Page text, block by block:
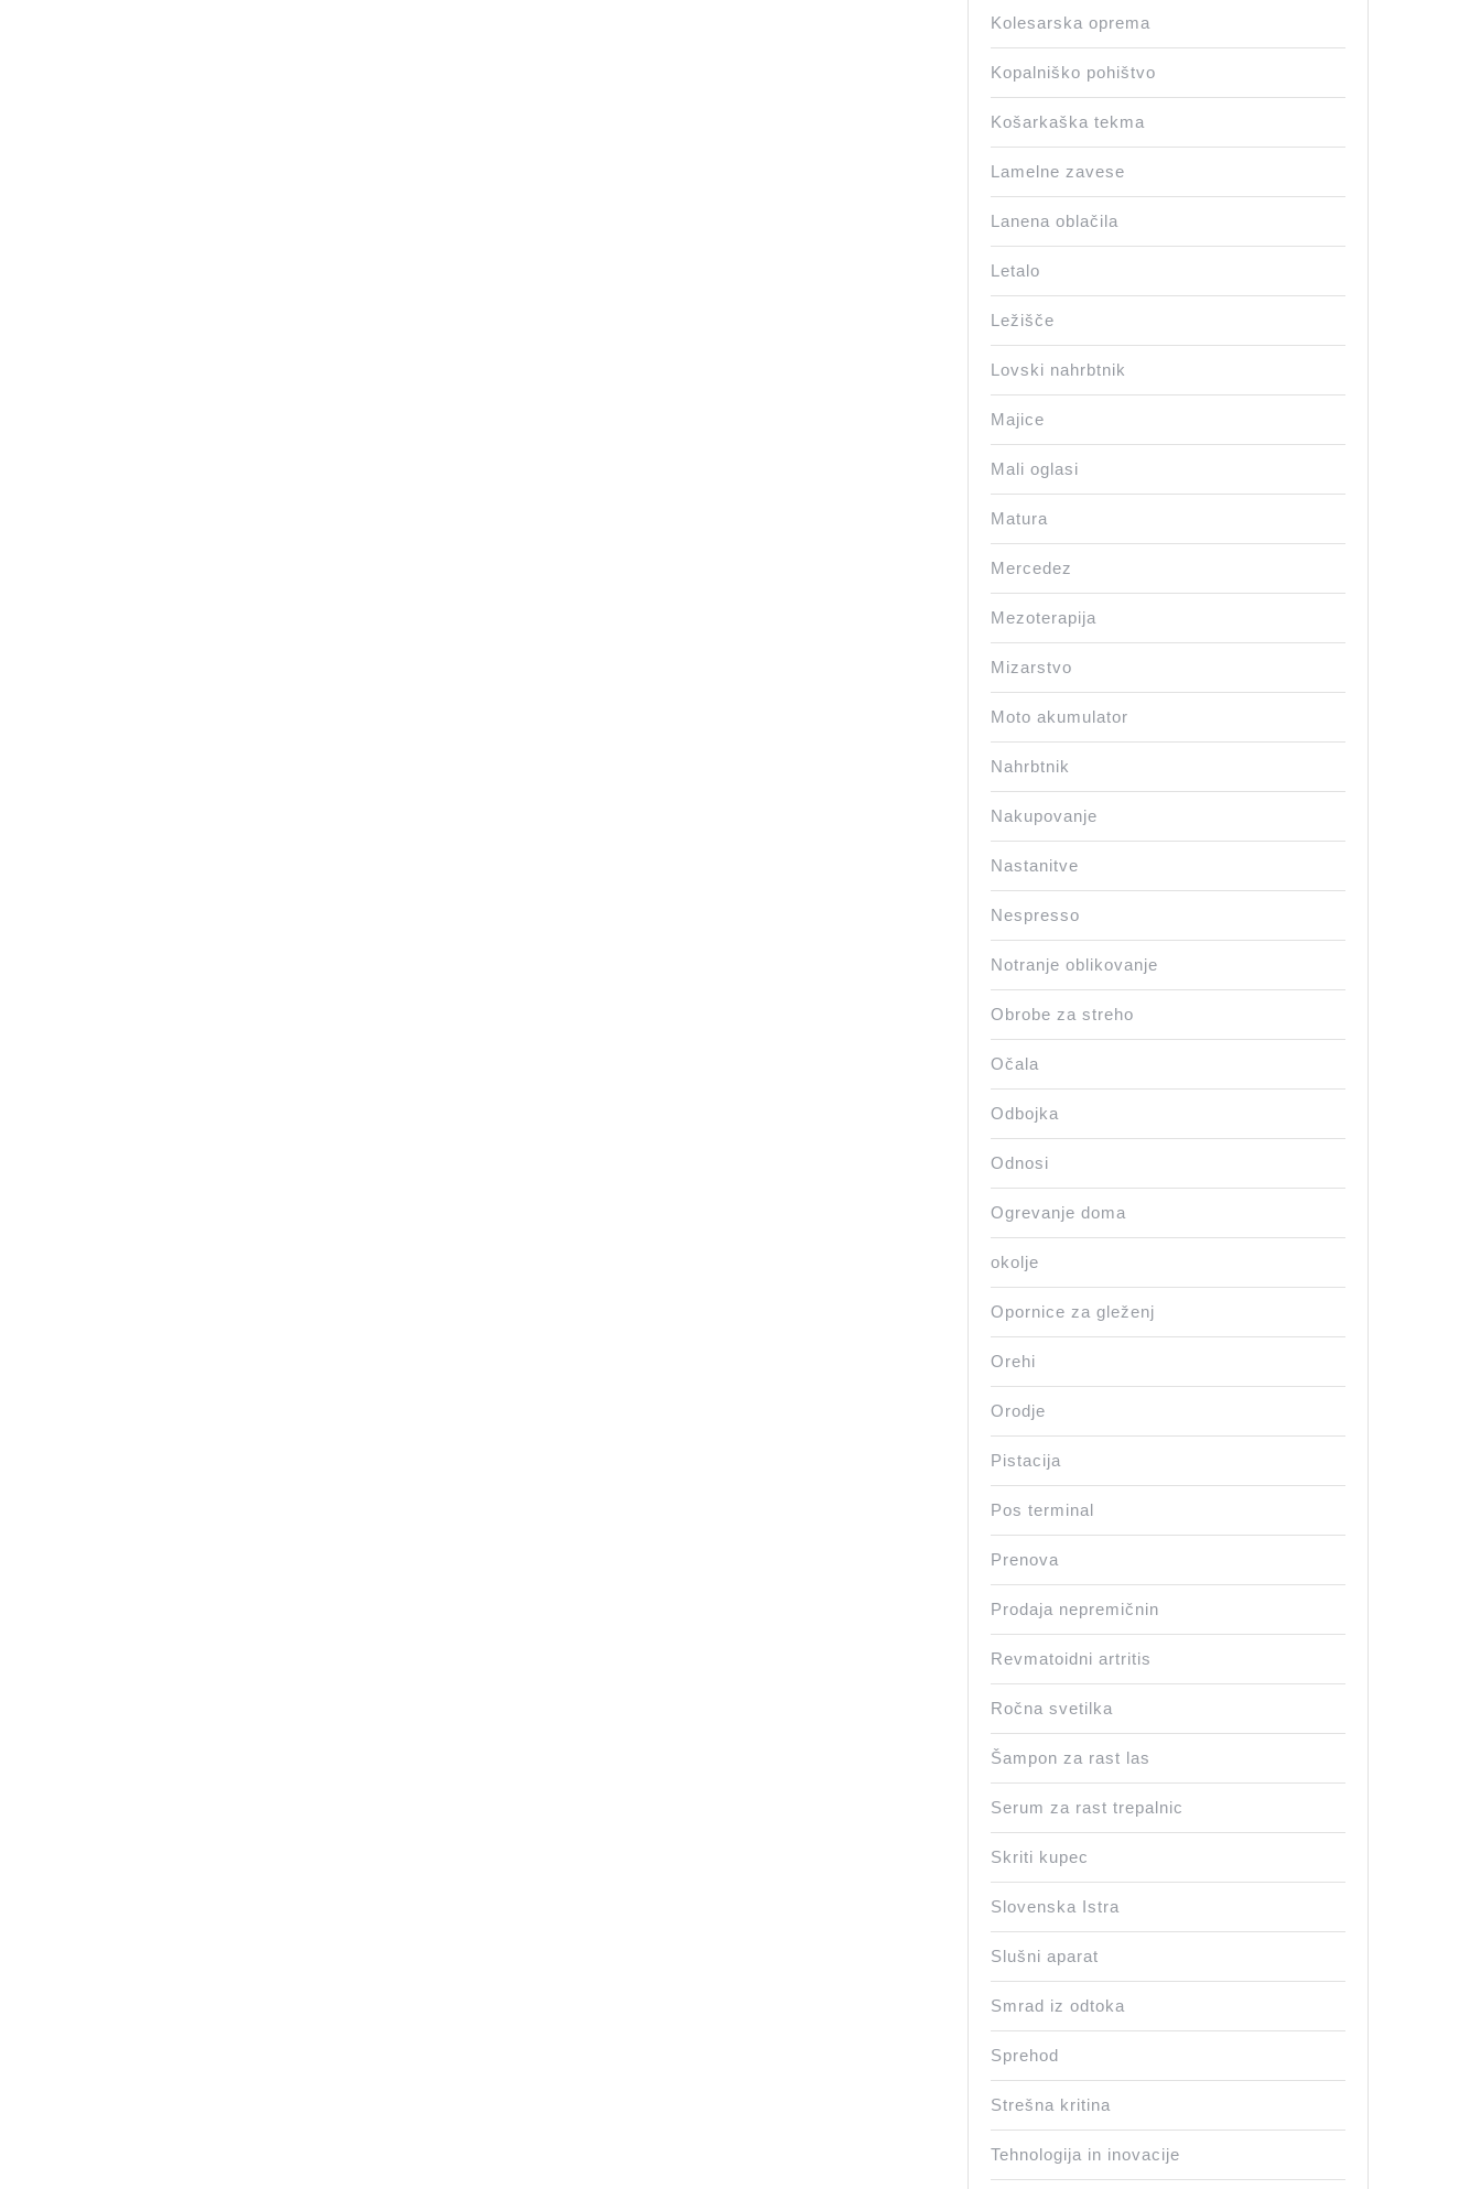
Kolesarska oprema
Kopalniško pohištvo
Košarkaška tekma
Lamelne zavese
Lanena oblačila
Letalo
Ležišče
Lovski nahrbtnik
Majice
Mali oglasi
Matura
Mercedez
Mezoterapija
Mizarstvo
Moto akumulator
Nahrbtnik
Nakupovanje
Nastanitve
Nespresso
Notranje oblikovanje
Obrobe za streho
Očala
Odbojka
Odnosi
Ogrevanje doma
okolje
Opornice za gleženj
Orehi
Orodje
Pistacija
Pos terminal
Prenova
Prodaja nepremičnin
Revmatoidni artritis
Ročna svetilka
Šampon za rast las
Serum za rast trepalnic
Skriti kupec
Slovenska Istra
Slušni aparat
Smrad iz odtoka
Sprehod
Strešna kritina
Tehnologija in inovacije